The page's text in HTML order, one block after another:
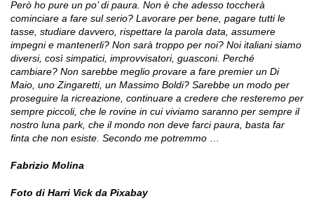
Però ho pure un po’ di paura. Non è che adesso toccherà
cominciare a fare sul serio? Lavorare per bene, pagare tutti le
tasse, studiare davvero, rispettare la parola data, assumere
impegni e mantenerli? Non sarà troppo per noi? Noi italiani siamo
diversi, così simpatici, improvvisatori, guasconi. Perché
cambiare? Non sarebbe meglio provare a fare premier un Di
Maio, uno Zingaretti, un Massimo Boldi? Sarebbe un modo per
proseguire la ricreazione, continuare a credere che resteremo per
sempre piccoli, che le rovine in cui viviamo saranno per sempre il
nostro luna park, che il mondo non deve farci paura, basta far
finta che non esiste. Secondo me potremmo
Fabrizio Molina
Foto di Harri Vick da Pixabay